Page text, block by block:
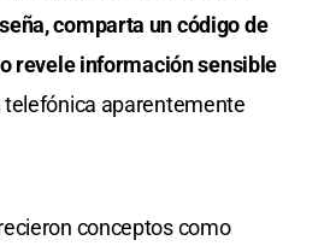
comparta un código de
revele información sensible
aparentemente
conceptos como